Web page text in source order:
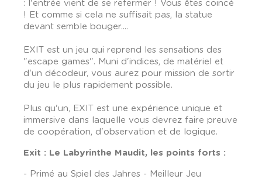
: l'entrée vient de se refermer ! Vous êtes coincé
! Et comme si cela ne suffisait pas, la statue
devant semble bouger....
EXIT est un jeu qui reprend les sensations des
"escape games". Muni d'indices, de matériel et
d'un décodeur, vous aurez pour mission de sortir
du jeu le plus rapidement possible.
Plus qu'un, EXIT est une expérience unique et
immersive dans laquelle vous devrez faire preuve
de coopération, d'observation et de logique.
Exit : Le Labyrinthe Maudit, les points forts :
- Primé au Spiel des Jahres - Meilleur Jeu